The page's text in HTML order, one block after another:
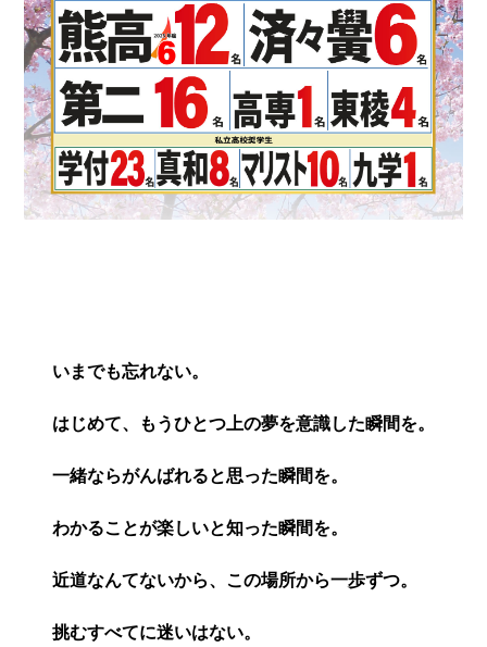
いまでも忘れない。
はじめて、もうひとつ上の夢を意識した瞬間を。
一緒ならがんばれると思った瞬間を。
わかることが楽しいと知った瞬間を。
近道なんてないから、この場所から一歩ずつ。
挑むすべてに迷いはない。